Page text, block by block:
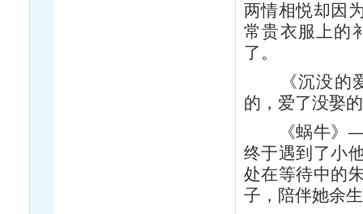
两情相悦却因
常贵衣服上的
了。
《沉没的爱
的，爱了没娶
《蜗牛》——
终于遇到了小
处在等待中的
子，陪伴她余